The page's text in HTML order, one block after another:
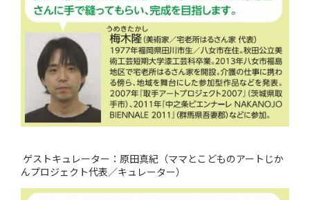
ゲストキュレーター：原田真紀（ママとこどものアートじか
んプロジェクト代表／キュレーター）